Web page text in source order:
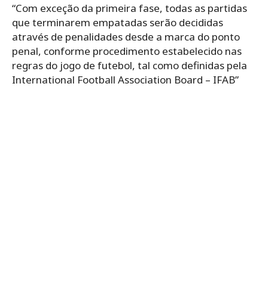
“Com exceção da primeira fase, todas as partidas
que terminarem empatadas serão decididas
através de penalidades desde a marca do ponto
penal, conforme procedimento estabelecido nas
regras do jogo de futebol, tal como definidas pela
International Football Association Board – IFAB”